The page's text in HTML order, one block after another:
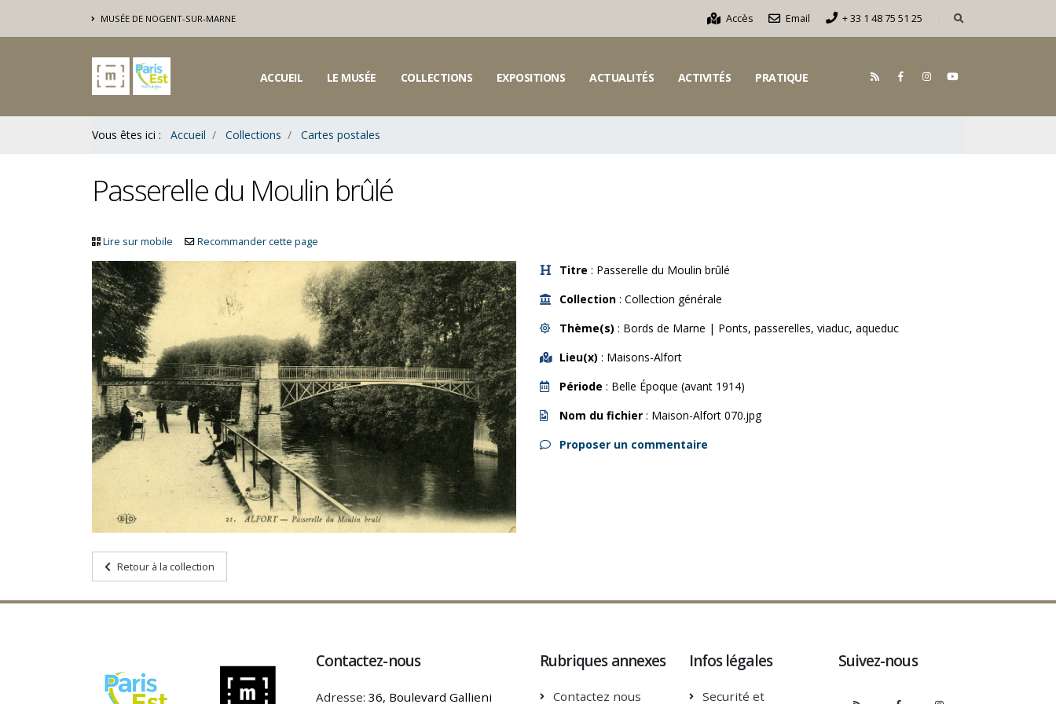
MUSÉE DE NOGENT-SUR-MARNE Accès Email + 33 1 48 75 51 25
ACCUEIL LE MUSÉE COLLECTIONS EXPOSITIONS ACTUALITÉS ACTIVITÉS PRATIQUE
Vous êtes ici : Accueil Collections Cartes postales
Passerelle du Moulin brûlé
Lire sur mobile Recommander cette page
Titre : Passerelle du Moulin brûlé
Collection : Collection générale
Thème(s) : Bords de Marne | Ponts, passerelles, viaduc, aqueduc
Lieu(x) : Maisons-Alfort
Période : Belle Époque (avant 1914)
Nom du fichier : Maison-Alfort 070.jpg
Proposer un commentaire
Retour à la collection
Contactez-nous
Adresse: 36, Boulevard Gallieni
Rubriques annexes
Contactez nous
Infos légales
Securité et
Suivez-nous